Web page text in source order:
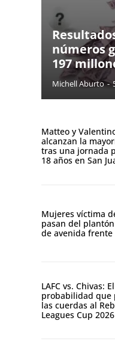
números
197
Michell Aburto -
Matteo y
alcanzan la
tras una jornada
18 años en San
Mujeres víctima
pasan del
de avenida frente
LAFC vs. Chivas:
probabilidad que
las cuerdas al
Leagues Cup 2026